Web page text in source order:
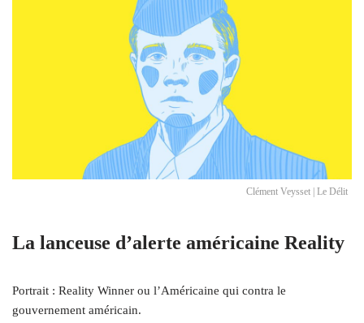
Clément Veysset | Le Délit
La lanceuse d’alerte américaine Reality
Portrait : Reality Winner ou l’Américaine qui contra le
gouvernement américain.